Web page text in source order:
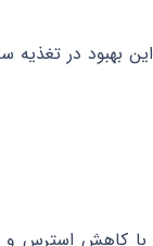
بهبود در تغذیه
با کاهش استرس و